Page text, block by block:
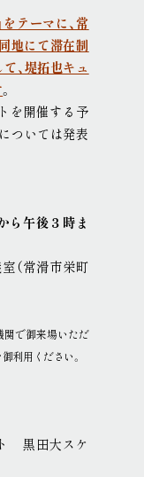
パフォーミングアーツ
し
をテーマに、常
地にて滞在制
、堤拓也キュ
。
を開催する予
ついては発表
ら午後３時ま
（常滑市栄町
関で御来場いただ
利用ください。
黒田大スケ